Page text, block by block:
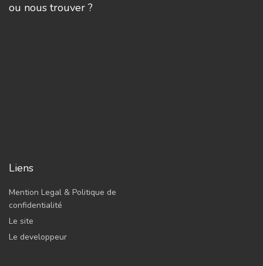
ou nous trouver ?
Liens
Mention Legal & Politique de
confidentialité
Le site
Le developpeur